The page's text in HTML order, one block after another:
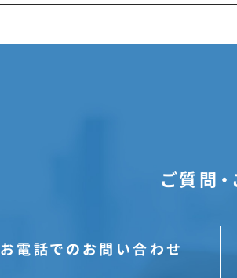
ご質問
お電話でのお問い合わせ